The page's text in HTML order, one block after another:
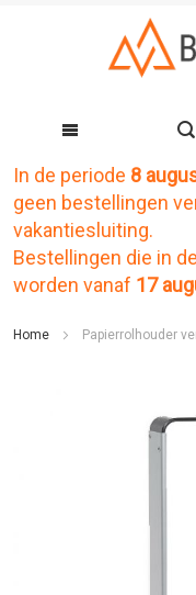
Ga
naar
de
inhoud
In de periode 8
geen bestellingen
vakantiesluiting.
Bestellingen die in
worden vanaf 17
Home Papierrolhouder